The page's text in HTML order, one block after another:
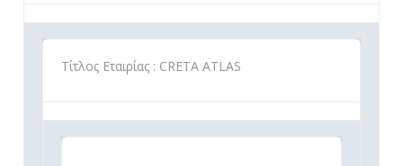
Τίτλος Εταιρίας : CRETA ATLAS